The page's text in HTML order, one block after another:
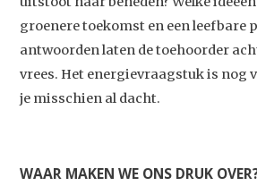
groenere toekomst en een leefbare
antwoorden laten de toehoorder
vrees. Het energievraagstuk is nog
je misschien al dacht.
WAAR MAKEN WE ONS DRUK